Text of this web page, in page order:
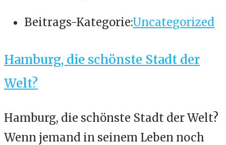
Beitrags-Kategorie:Uncategorized
Hamburg, die schönste Stadt der
Welt?
Hamburg, die schönste Stadt der Welt?
Wenn jemand in seinem Leben noch